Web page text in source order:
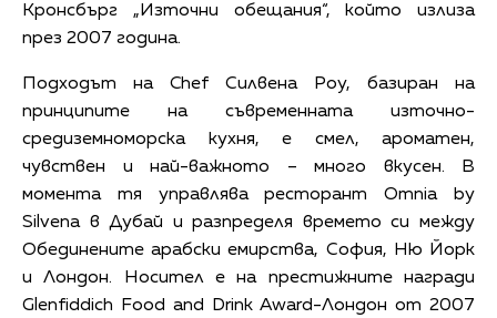
Кронсбърг „Източни обещания“, който излиза
през 2007 година.
Подходът на Chef Силвена Роу, базиран на
принципите на съвременната източно-
средиземноморска кухня, е смел, ароматен,
чувствен и най-важното – много вкусен. В
момента тя управлява ресторант Omnia by
Silvena в Дубай и разпределя времето си между
Обединените арабски емирства, София, Ню Йорк
и Лондон. Носител е на престижните награди
Glenfiddich Food and Drink Award-Лондон от 2007